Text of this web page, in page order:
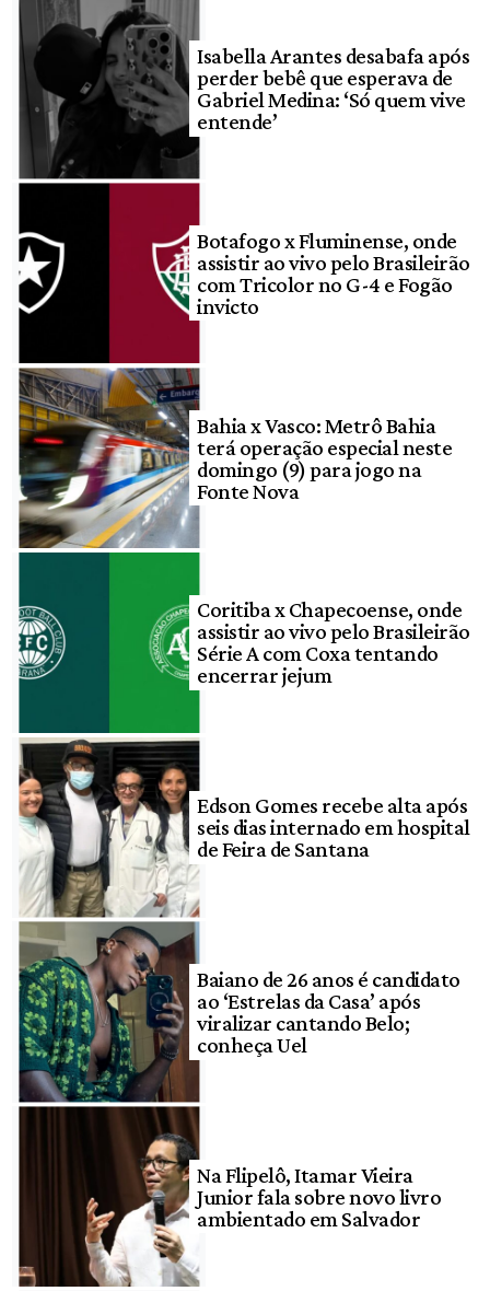
Isabella Arantes desabafa após
perder bebê que esperava de
Gabriel Medina: ‘Só quem vive
entende’
Botafogo x Fluminense, onde
assistir ao vivo pelo Brasileirão
com Tricolor no G-4 e Fogão
invicto
Bahia x Vasco: Metrô Bahia
terá operação especial neste
domingo (9) para jogo na
Fonte Nova
Coritiba x Chapecoense, onde
assistir ao vivo pelo Brasileirão
Série A com Coxa tentando
encerrar jejum
Edson Gomes recebe alta após
seis dias internado em hospital
de Feira de Santana
Baiano de 26 anos é candidato
ao ‘Estrelas da Casa’ após
viralizar cantando Belo;
conheça Uel
Na Flipelô, Itamar Vieira
Junior fala sobre novo livro
ambientado em Salvador